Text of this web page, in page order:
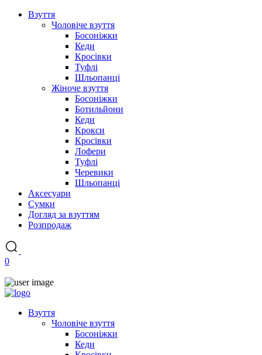
Взуття
Чоловіче взуття
Босоніжки
Кеди
Кросівки
Туфлі
Шльопанці
Жіноче взуття
Босоніжки
Ботильйони
Кеди
Крокси
Кросівки
Лофери
Туфлі
Черевики
Шльопанці
Аксесуари
Сумки
Догляд за взуттям
Розпродаж
0
Взуття
Чоловіче взуття
Босоніжки
Кеди